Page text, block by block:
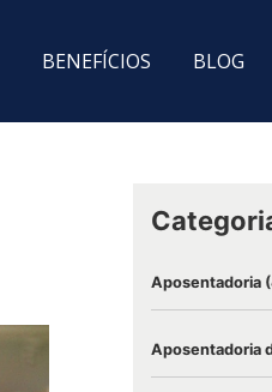
BENEFÍCIOS BLOG
Aposentadoria
Aposentadoria